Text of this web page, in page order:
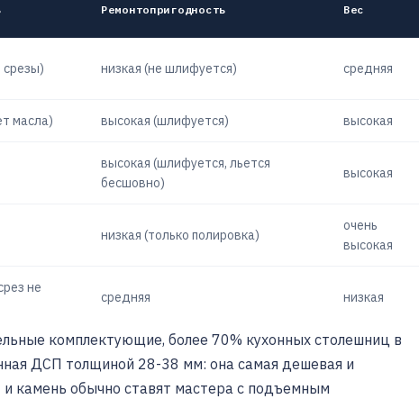
Ремонтопригодность Вес
срезы) низкая (не шлифуется) средняя
масла) высокая (шлифуется) высокая
высокая (шлифуется, льется
бесшовно)
высокая
низкая (только полировка)
очень
высокая
не
средняя низкая
комплектующие, более 70% кухонных столешниц в
ДСП толщиной 28-38 мм: она самая дешевая и
камень обычно ставят мастера с подъемным